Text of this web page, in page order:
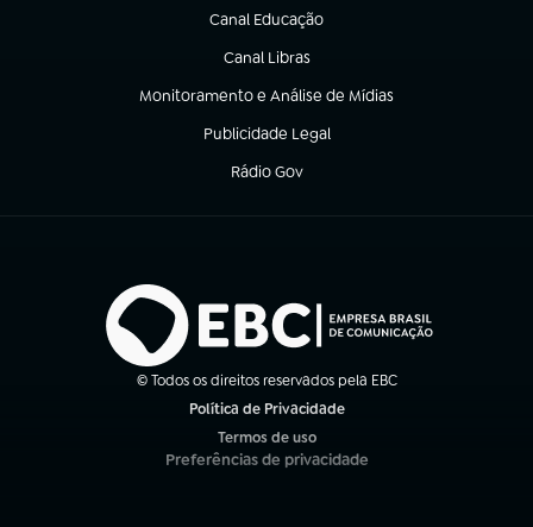
Canal Educação
(abre em nova aba)
Canal Libras
(abre em nova aba)
Monitoramento e Análise de Mídias
(abre em nova aba)
Publicidade Legal
(abre em nova aba)
Rádio Gov
(abre em nova aba)
© Todos os direitos reservados pela EBC
Política de Privacidade
Termos de uso
(abre em nova aba)
Preferências de privacidade